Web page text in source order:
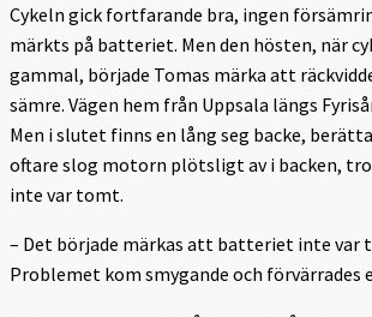
Cykeln gick fortfarande bra, ingen
märkts på batteriet. Men den hösten, när
gammal, började Tomas märka att
sämre. Vägen hem från Uppsala längs
Men i slutet finns en lång seg backe,
oftare slog motorn plötsligt av i backen,
inte var tomt.
– Det började märkas att batteriet inte var
Problemet kom smygande och förvärrades